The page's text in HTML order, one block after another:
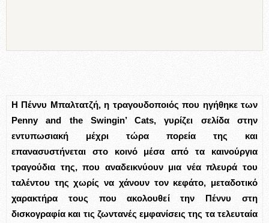
Η Πέννυ Μπαλτατζή, η τραγουδοποιός που ηγήθηκε των
Penny and the Swingin’ Cats, γυρίζει σελίδα στην
εντυπωσιακή μέχρι τώρα πορεία της και
επανασυστήνεται στο κοινό μέσα από τα καινούργια
τραγούδια της, που αναδεικνύουν μια νέα πλευρά του
ταλέντου της χωρίς να χάνουν τον κεφάτο, μεταδοτικό
χαρακτήρα τους που ακολουθεί την Πέννυ στη
δισκογραφία και τις ζωντανές εμφανίσεις της τα τελευταία